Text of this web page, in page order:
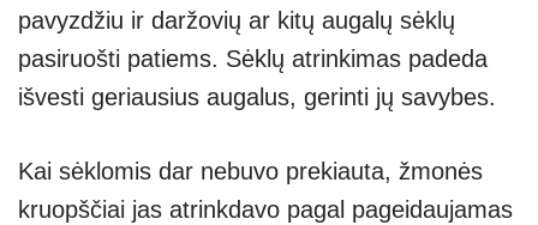
pavyzdžiu ir daržovių ar kitų augalų sėklų
pasiruošti patiems. Sėklų atrinkimas padeda
išvesti geriausius augalus, gerinti jų savybes.
Kai sėklomis dar nebuvo prekiauta, žmonės
kruopščiai jas atrinkdavo pagal pageidaujamas